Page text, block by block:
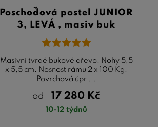
Poschoďová postel JUNIOR
3, LEVÁ , masiv buk
Masivní tvrdé bukové dřevo. Nohy 5,5
x 5,5 cm. Nosnost rámu 2 x 100 Kg.
Povrchová úpr ...
od 17 280 Kč
10-12 týdnů